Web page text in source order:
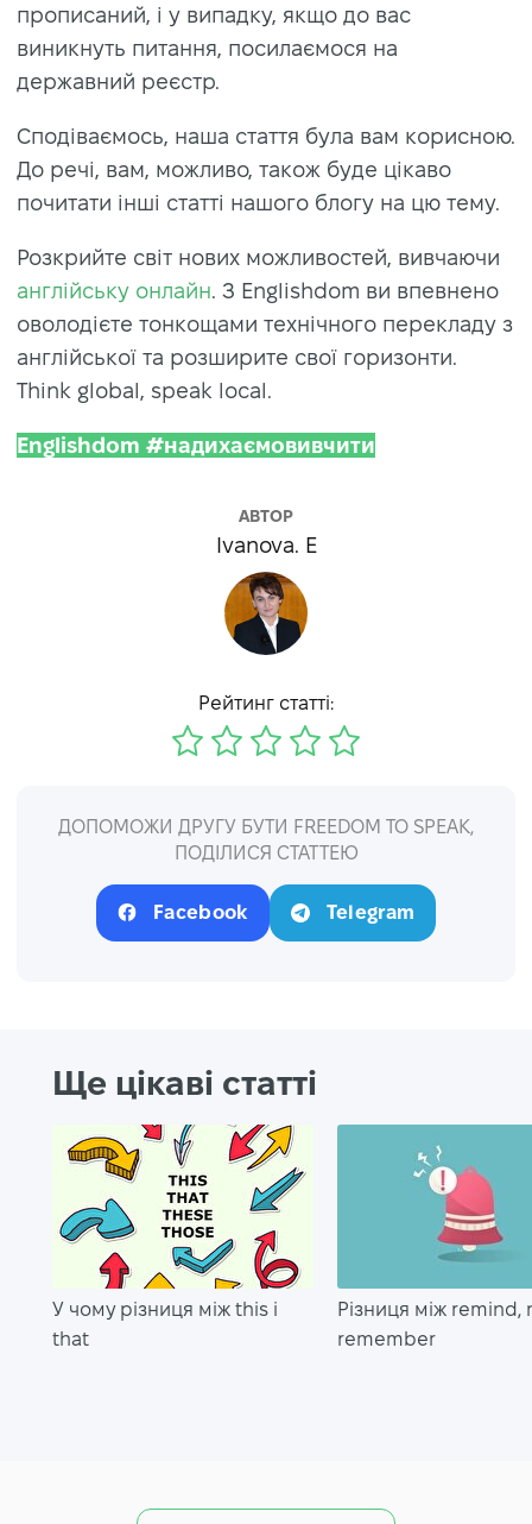
прописаний, і у випадку, якщо до вас
виникнуть питання, посилаємося на
державний реєстр.
Сподіваємось, наша стаття була вам корисною.
До речі, вам, можливо, також буде цікаво
почитати інші статті нашого блогу на цю тему.
Розкрийте світ нових можливостей, вивчаючи
англійську онлайн. З Englishdom ви впевнено
оволодієте тонкощами технічного перекладу з
англійської та розширите свої горизонти.
Think global, speak local.
Englishdom #надихаємовивчити
АВТОР
Ivanova. E
Рейтинг статті:
ДОПОМОЖИ ДРУГУ БУТИ FREEDOM TO SPEAK,
ПОДІЛИСЯ СТАТТЕЮ
Facebook Telegram
Ще цікаві статті
У чому різниця між this і
that
Різниця між remind,
remember